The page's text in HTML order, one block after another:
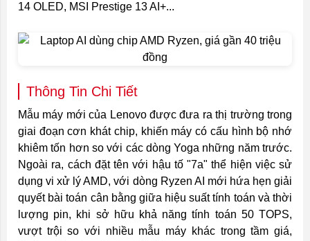
14 OLED, MSI Prestige 13 AI+...
Thông Tin Chi Tiết
Mẫu máy mới của Lenovo được đưa ra thị trường trong
giai đoạn cơn khát chip, khiến máy có cấu hình bộ nhớ
khiêm tốn hơn so với các dòng Yoga những năm trước.
Ngoài ra, cách đặt tên với hậu tố "7a" thể hiện việc sử
dụng vi xử lý AMD, với dòng Ryzen AI mới hứa hẹn giải
quyết bài toán cân bằng giữa hiệu suất tính toán và thời
lượng pin, khi sở hữu khả năng tính toán 50 TOPS,
vượt trội so với nhiều mẫu máy khác trong tầm giá,